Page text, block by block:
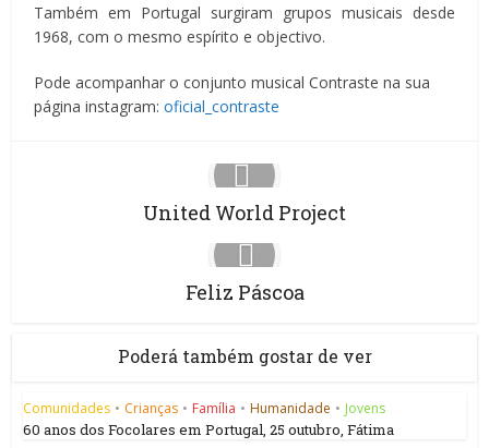
Também em Portugal surgiram grupos musicais desde
1968, com o mesmo espírito e objectivo.
Pode acompanhar o conjunto musical Contraste na sua
página instagram:oficial_contraste
United World Project
Feliz Páscoa
Poderá também gostar de ver
Comunidades • Crianças • Família • Humanidade • Jovens
60 anos dos Focolares em Portugal, 25 outubro, Fátima